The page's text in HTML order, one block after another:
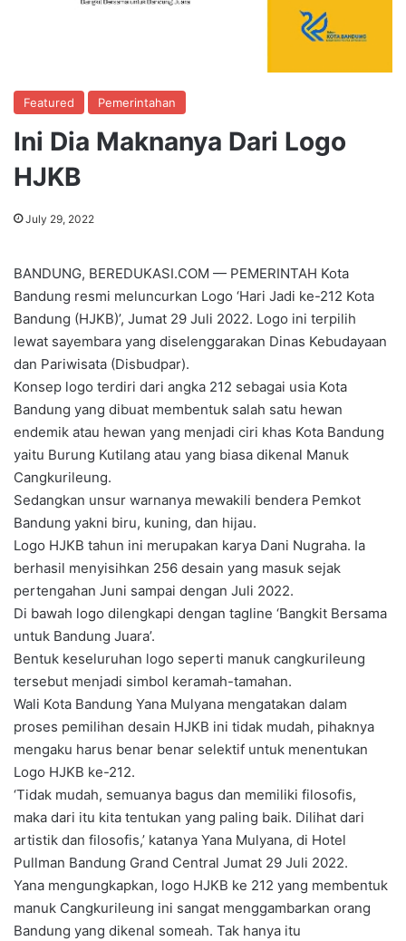
Featured Pemerintahan
Ini Dia Maknanya Dari Logo
HJKB
July 29, 2022
BANDUNG, BEREDUKASI.COM — PEMERINTAH Kota
Bandung resmi meluncurkan Logo ‘Hari Jadi ke-212 Kota
Bandung (HJKB)’, Jumat 29 Juli 2022. Logo ini terpilih
lewat sayembara yang diselenggarakan Dinas Kebudayaan
dan Pariwisata (Disbudpar).
Konsep logo terdiri dari angka 212 sebagai usia Kota
Bandung yang dibuat membentuk salah satu hewan
endemik atau hewan yang menjadi ciri khas Kota Bandung
yaitu Burung Kutilang atau yang biasa dikenal Manuk
Cangkurileung.
Sedangkan unsur warnanya mewakili bendera Pemkot
Bandung yakni biru, kuning, dan hijau.
Logo HJKB tahun ini merupakan karya Dani Nugraha. Ia
berhasil menyisihkan 256 desain yang masuk sejak
pertengahan Juni sampai dengan Juli 2022.
Di bawah logo dilengkapi dengan tagline ‘Bangkit Bersama
untuk Bandung Juara’.
Bentuk keseluruhan logo seperti manuk cangkurileung
tersebut menjadi simbol keramah-tamahan.
Wali Kota Bandung Yana Mulyana mengatakan dalam
proses pemilihan desain HJKB ini tidak mudah, pihaknya
mengaku harus benar benar selektif untuk menentukan
Logo HJKB ke-212.
‘Tidak mudah, semuanya bagus dan memiliki filosofis,
maka dari itu kita tentukan yang paling baik. Dilihat dari
artistik dan filosofis,’ katanya Yana Mulyana, di Hotel
Pullman Bandung Grand Central Jumat 29 Juli 2022.
Yana mengungkapkan, logo HJKB ke 212 yang membentuk
manuk Cangkurileung ini sangat menggambarkan orang
Bandung yang dikenal someah. Tak hanya itu